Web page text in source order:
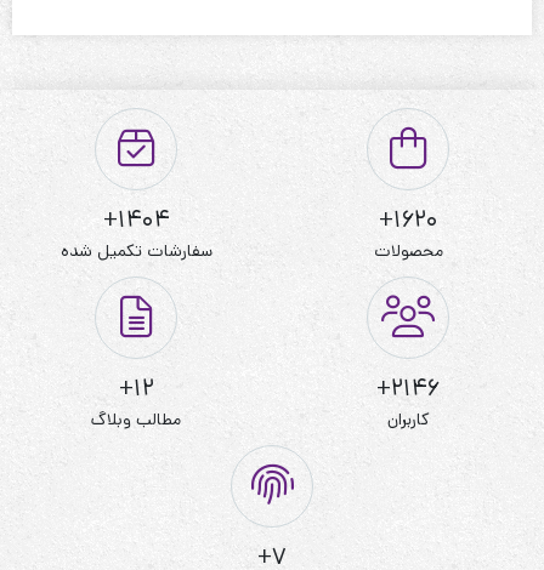
1620+
محصولات
1404+
سفارشات تکمیل شده
2146+
کاربران
12+
مطالب وبلاگ
7+